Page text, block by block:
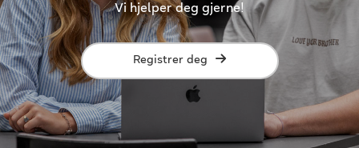
Vi hjelper deg gjerne!
Registrer deg